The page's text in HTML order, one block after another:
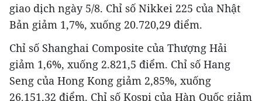
giao dịch ngày 5/8. Chỉ số Nikkei 225 của Nhật
Bản giảm 1,7%, xuống 20.720,29 điểm.
Chỉ số Shanghai Composite của Thượng Hải
giảm 1,6%, xuống 2.821,5 điểm. Chỉ số Hang
Seng của Hong Kong giảm 2,85%, xuống
26.151,32 điểm. Chỉ số Kospi của Hàn Quốc giảm